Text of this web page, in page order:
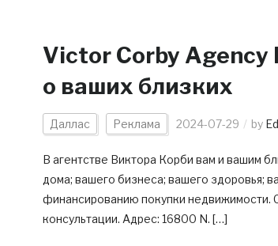
Victor Corby Agency
о ваших близких
Даллас Реклама 2024-07-29 by
В агентстве Виктора Корби вам и вашим
дома; вашего бизнеса; вашего здоровья;
финансированию покупки недвижимости.
консультации. Адрес: 16800 N. […]